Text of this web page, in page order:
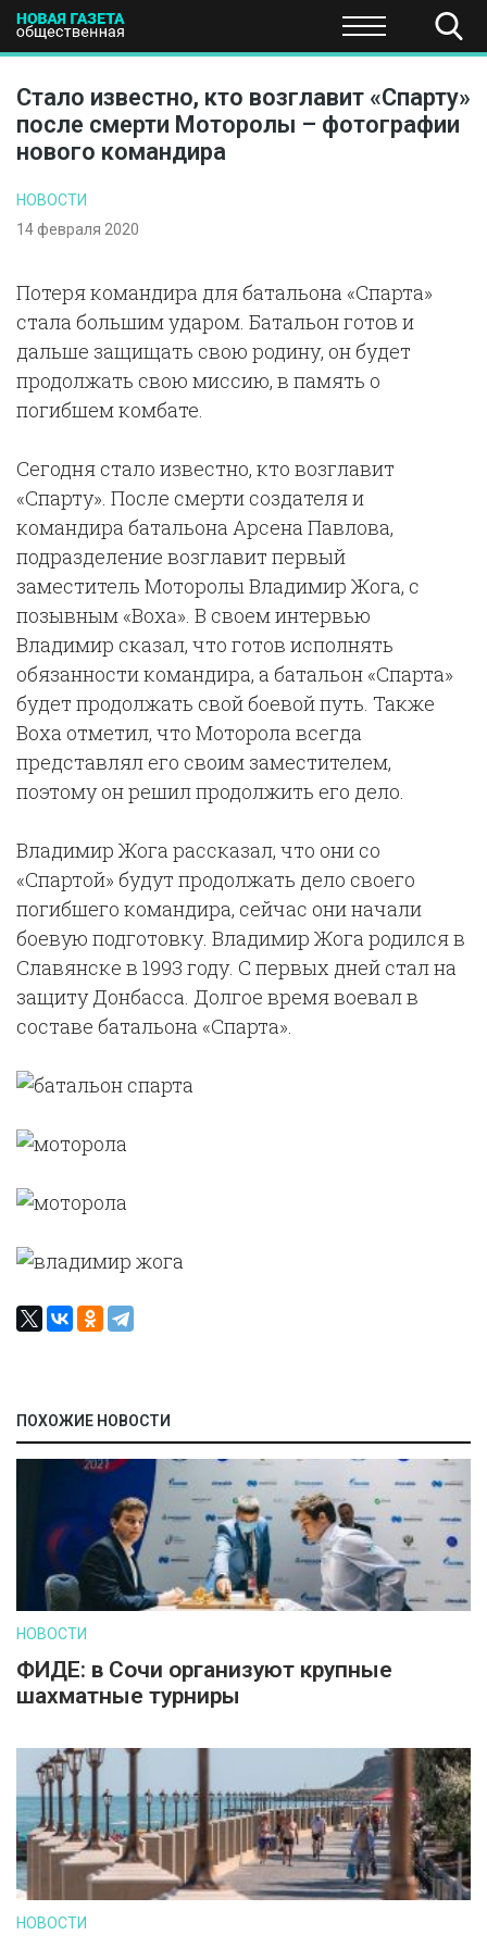
ПОЛИТИКА ЭКОНОМИКА НАУКА И
Стало известно, кто возглавит «Спарту»
после смерти Моторолы – фотографии
нового командира
НОВОСТИ
14 февраля 2020
Потеря командира для батальона «Спарта»
стала большим ударом. Батальон готов и
дальше защищать свою родину, он будет
продолжать свою миссию, в память о
погибшем комбате.
Сегодня стало известно, кто возглавит
«Спарту». После смерти создателя и
командира батальона Арсена Павлова,
подразделение возглавит первый
заместитель Моторолы Владимир Жога, с
позывным «Воха». В своем интервью
Владимир сказал, что готов исполнять
обязанности командира, а батальон «Спарта»
будет продолжать свой боевой путь. Также
Воха отметил, что Моторола всегда
представлял его своим заместителем,
поэтому он решил продолжить его дело.
Владимир Жога рассказал, что они со
«Спартой» будут продолжать дело своего
погибшего командира, сейчас они начали
боевую подготовку. Владимир Жога родился в
Славянске в 1993 году. С первых дней стал на
защиту Донбасса. Долгое время воевал в
составе батальона «Спарта».
ПОХОЖИЕ НОВОСТИ
НОВОСТИ
ФИДЕ: в Сочи организуют крупные
шахматные турниры
НОВОСТИ